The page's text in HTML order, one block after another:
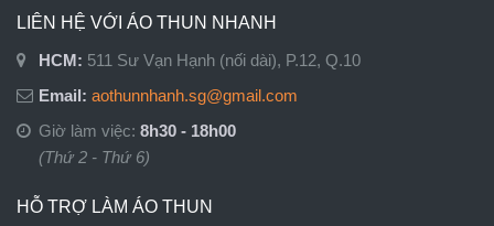
LIÊN HỆ VỚI ÁO THUN NHANH
HCM: 511 Sư Vạn Hạnh (nối dài), P.12, Q.10
Email: aothunnhanh.sg@gmail.com
Giờ làm việc: 8h30 - 18h00
(Thứ 2 - Thứ 6)
HỖ TRỢ LÀM ÁO THUN